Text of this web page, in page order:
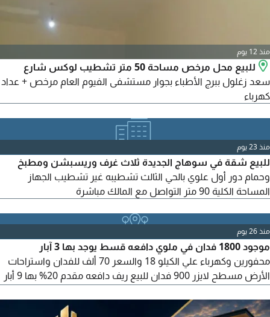
منذ 12 يوم
للبيع محل مرخص مساحة 50 متر تشطيب لوكس شارع
سعد زغلول ببرج الأطباء بجوار مستشفى الفيوم العام مرخص + عداد
كهرباء
منذ 23 يوم
للبيع شقة في سوهاج الجديدة ثلاث غرف وريسبشن ومطبخ
وحمام دور أول علوي بالحي الثالث تشطيبه غير تشطيب الجهاز
المساحة الكلية 90 متر التواصل مع المالك مباشرة
منذ 26 يوم
موجود 1800 فدان في ملوي دافعه قسط يوجد بها 3 آبار
محفورين وكهرباء علي الكيلو 18 والسعر 70 ألف للفدان واستراحات
الأرض مسطح لايزر 900 فدان للبيع ريف دافعه مقدم 20% بها 9 أبار
الطريق الصحراوي 15 كيلو مد فعلها قسط واحد مركز سمالوط مدق